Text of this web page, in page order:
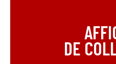
Si vous souhaitez recevoir une
vous pouvez nous laisser vos nom
DE